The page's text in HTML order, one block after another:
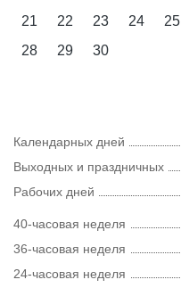
21
22 23 24 25
28
29 30
Календарных дней
Выходных и праздничных
Рабочих дней
40-часовая неделя
36-часовая неделя
24-часовая неделя